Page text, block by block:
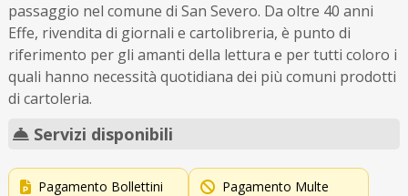
passaggio nel comune di San Severo. Da oltre 40 anni
Effe, rivendita di giornali e cartolibreria, è punto di
riferimento per gli amanti della lettura e per tutti coloro i
quali hanno necessità quotidiana dei più comuni prodotti
di cartoleria.
Servizi disponibili
Pagamento Bollettini Pagamento Multe